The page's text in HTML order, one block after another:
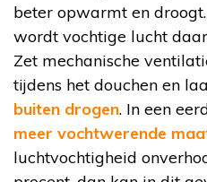
beter opwarmt en
wordt vochtige lucht
Zet mechanische
tijdens het douchen en
buiten drogen. In een
meer vochtwerende
luchtvochtigheid